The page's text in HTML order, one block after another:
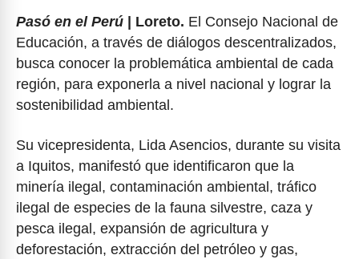
Pasó en el Perú | Loreto. El Consejo Nacional de
Educación, a través de diálogos descentralizados,
busca conocer la problemática ambiental de cada
región, para exponerla a nivel nacional y lograr la
sostenibilidad ambiental.
Su vicepresidenta, Lida Asencios, durante su visita
a Iquitos, manifestó que identificaron que la
minería ilegal, contaminación ambiental, tráfico
ilegal de especies de la fauna silvestre, caza y
pesca ilegal, expansión de agricultura y
deforestación, extracción del petróleo y gas,